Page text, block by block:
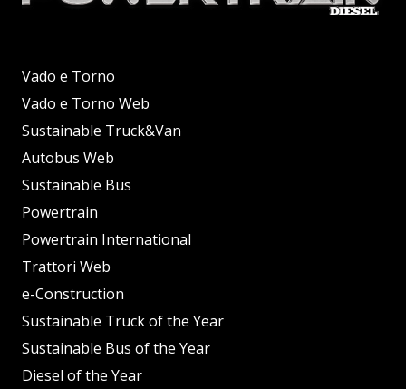
Vado e Torno
Vado e Torno Web
Sustainable Truck&Van
Autobus Web
Sustainable Bus
Powertrain
Powertrain International
Trattori Web
e-Construction
Sustainable Truck of the Year
Sustainable Bus of the Year
Diesel of the Year